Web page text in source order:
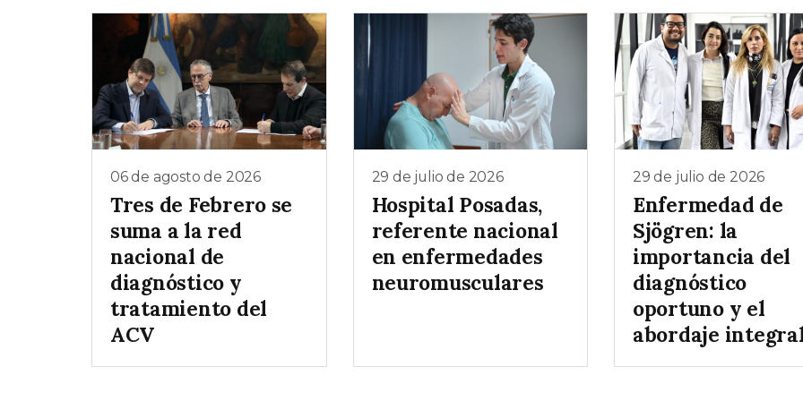
06 de agosto de 2026
Tres de Febrero se
suma a la red
nacional de
diagnóstico y
tratamiento del
ACV
29 de julio de 2026
Hospital Posadas,
referente nacional
en enfermedades
neuromusculares
29 de julio de 2026
Enfermedad de
Sjögren: la
importancia del
diagnóstico
oportuno y el
abordaje